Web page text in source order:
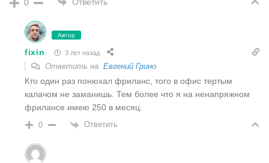
0
Автор
fixin 3 лет назад
Ответить на Евгений Грино
Кто один раз понюхал фриланс, того в офис тертым
калачом не заманишь. Тем более что я на ненапряжном
фрилансе имею 250 в месяц.
0 Ответить